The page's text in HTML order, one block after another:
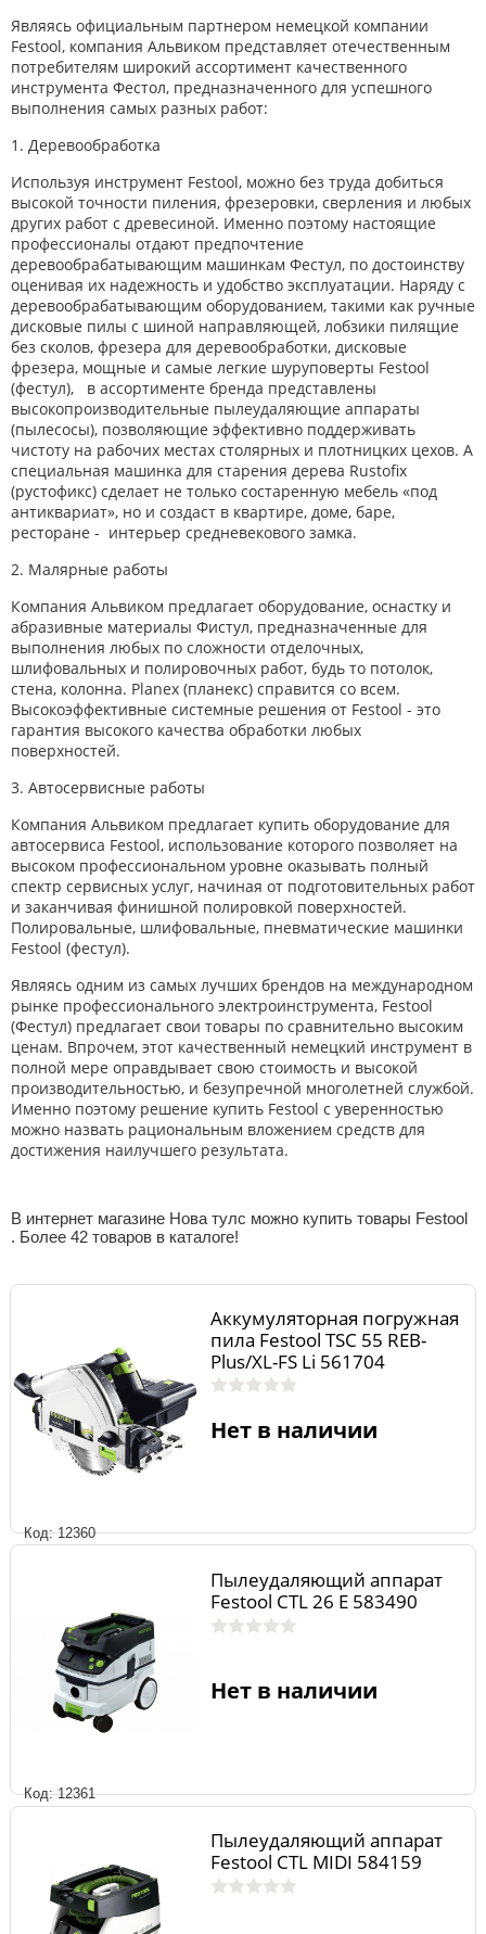
Являясь официальным партнером немецкой компании
Festool, компания Альвиком представляет отечественным
потребителям широкий ассортимент качественного
инструмента Фестол, предназначенного для успешного
выполнения самых разных работ:
1. Деревообработка
Используя инструмент Festool, можно без труда добиться
высокой точности пиления, фрезеровки, сверления и любых
других работ с древесиной. Именно поэтому настоящие
профессионалы отдают предпочтение
деревообрабатывающим машинкам Фестул, по достоинству
оценивая их надежность и удобство эксплуатации. Наряду с
деревообрабатывающим оборудованием, такими как ручные
дисковые пилы с шиной направляющей, лобзики пилящие
без сколов, фрезера для деревообработки, дисковые
фрезера, мощные и самые легкие шуруповерты Festool
(фестул), в ассортименте бренда представлены
высокопроизводительные пылеудаляющие аппараты
(пылесосы), позволяющие эффективно поддерживать
чистоту на рабочих местах столярных и плотницких цехов. А
специальная машинка для старения дерева Rustofix
(рустофикс) сделает не только состаренную мебель «под
антиквариат», но и создаст в квартире, доме, баре,
ресторане - интерьер средневекового замка.
2. Малярные работы
Компания Альвиком предлагает оборудование, оснастку и
абразивные материалы Фистул, предназначенные для
выполнения любых по сложности отделочных,
шлифовальных и полировочных работ, будь то потолок,
стена, колонна. Planex (планекс) справится со всем.
Высокоэффективные системные решения от Festool - это
гарантия высокого качества обработки любых
поверхностей.
3. Автосервисные работы
Компания Альвиком предлагает купить оборудование для
автосервиса Festool, использование которого позволяет на
высоком профессиональном уровне оказывать полный
спектр сервисных услуг, начиная от подготовительных работ
и заканчивая финишной полировкой поверхностей.
Полировальные, шлифовальные, пневматические машинки
Festool (фестул).
Являясь одним из самых лучших брендов на международном
рынке профессионального электроинструмента, Festool
(Фестул) предлагает свои товары по сравнительно высоким
ценам. Впрочем, этот качественный немецкий инструмент в
полной мере оправдывает свою стоимость и высокой
производительностью, и безупречной многолетней службой.
Именно поэтому решение купить Festool с уверенностью
можно назвать рациональным вложением средств для
достижения наилучшего результата.
В интернет магазине Нова тулс можно купить товары Festool
. Более 42 товаров в каталоге!
Код: 12360
Аккумуляторная погружная
пила Festool TSC 55 REB-
Plus/XL-FS Li 561704
Нет в наличии
Код: 12361
Пылеудаляющий аппарат
Festool CTL 26 E 583490
Нет в наличии
Пылеудаляющий аппарат
Festool CTL MIDI 584159